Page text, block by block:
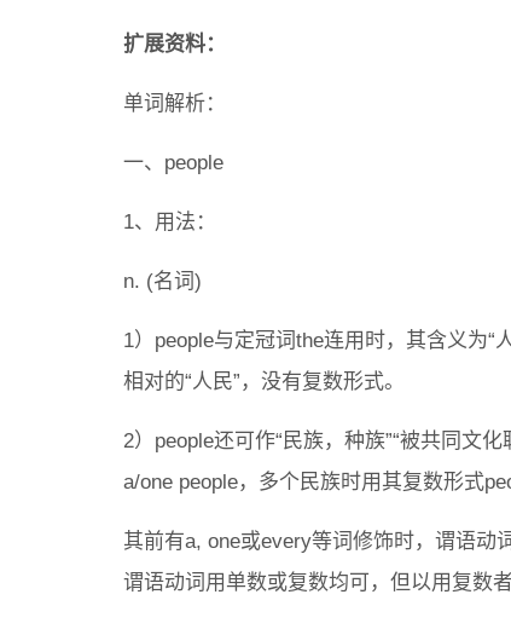
扩展资料：
单词解析：
一、people
1、用法：
n. (名词)
1）people与定冠词the连用时，其含义为
相对的“人民”，没有复数形式。
2）people还可作“民族，种族”“被共同文
a/one people，多个民族时用其复数形式
其前有a, one或every等词修饰时，谓语动
谓语动词用单数或复数均可，但以用复数者